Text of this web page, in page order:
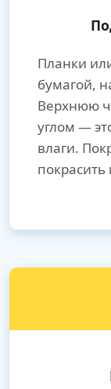
Планки
бумагой,
Верхнюю
углом —
влаги.